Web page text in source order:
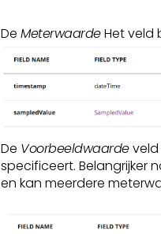
DeMeterwaardeHet veld
De Voorbeeldwaardeveld
specificeert. Belangrijker
en kan meerdere